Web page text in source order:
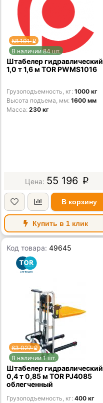
58 101p
В наличии 84 шт.
Штабелер гидравлический
1,0 т 1,6 м TOR PWMS1016
Грузоподъемность, кг 1000 кг
Высота подъема, мм 1600 мм
Масса 230 кг
55 196 p
В корзину
Купить в 1 клик
Код товара:49645
63 027p
В наличии 1 шт.
Штабелер гидравлический
0,4 т 0,85 м TOR PJ4085
облегченный
Грузоподъемность, кг 400 кг